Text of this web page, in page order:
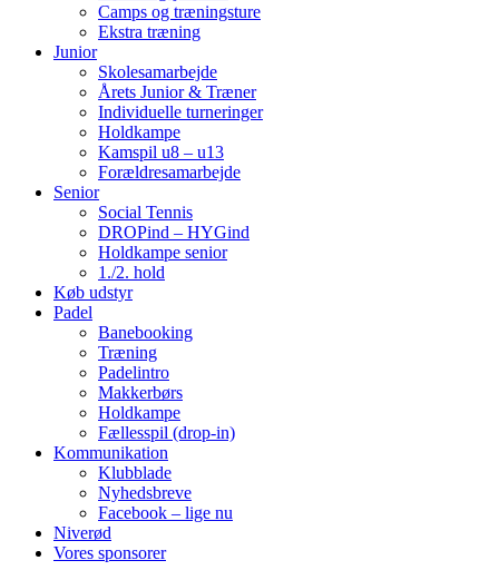
Camps og træningsture
Ekstra træning
Junior
Skolesamarbejde
Årets Junior & Træner
Individuelle turneringer
Holdkampe
Kamspil u8 – u13
Forældresamarbejde
Senior
Social Tennis
DROPind – HYGind
Holdkampe senior
1./2. hold
Køb udstyr
Padel
Banebooking
Træning
Padelintro
Makkerbørs
Holdkampe
Fællesspil (drop-in)
Kommunikation
Klubblade
Nyhedsbreve
Facebook – lige nu
Niverød
Vores sponsorer